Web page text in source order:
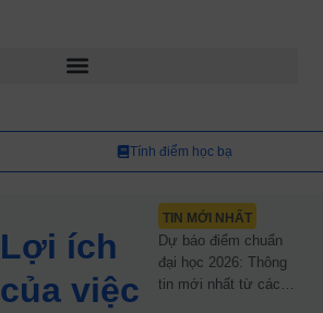
Tính điểm học bạ
Lợi ích
của việc
TIN MỚI NHẤT
Dự báo điểm chuẩn
đại học 2026: Thông
tin mới nhất từ các